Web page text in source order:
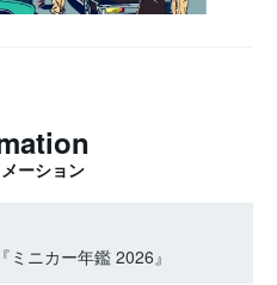
ーション
ミニカー年鑑 2026』